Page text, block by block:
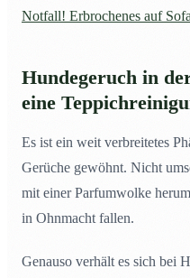
Notfall! Erbrochenes auf
Hundegeruch in
eine
Es ist ein weit verbreitetes
Gerüche gewöhnt. Nicht
mit einer Parfumwolke
in Ohnmacht fallen.
Genauso verhält es sich bei